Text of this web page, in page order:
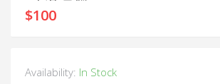
$100
Availability: In Stock